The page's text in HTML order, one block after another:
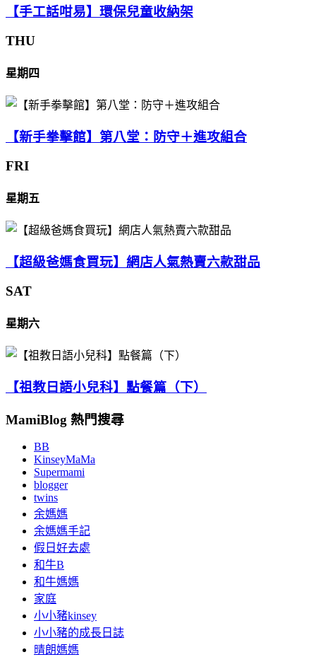
【手工話咁易】環保兒童收納架
THU
星期四
【新手拳擊館】第八堂：防守＋進攻組合
FRI
星期五
【超級爸媽食買玩】網店人氣熱賣六款甜品
SAT
星期六
【祖教日語小兒科】點餐篇（下）
MamiBlog 熱門搜尋
BB
KinseyMaMa
Supermami
blogger
twins
余媽媽
余媽媽手記
假日好去處
和牛B
和牛媽媽
家庭
小小豬kinsey
小小豬的成長日誌
晴朗媽媽